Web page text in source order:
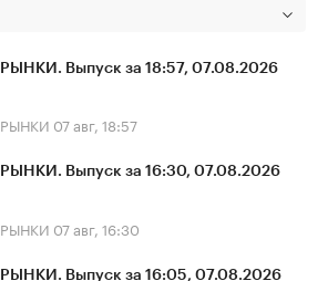
РЫНКИ. Выпуск за 18:57, 07.08.2026
РЫНКИ 07 авг, 18:57
РЫНКИ. Выпуск за 16:30, 07.08.2026
РЫНКИ 07 авг, 16:30
РЫНКИ. Выпуск за 16:05, 07.08.2026